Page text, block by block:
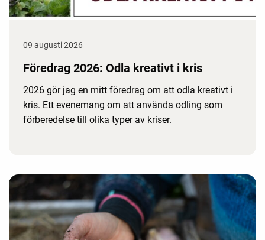
09 augusti 2026
Föredrag 2026: Odla kreativt i kris
2026 gör jag en mitt föredrag om att odla kreativt i
kris. Ett evenemang om att använda odling som
förberedelse till olika typer av kriser.